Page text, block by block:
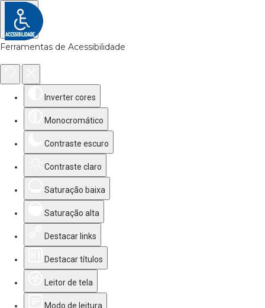
Ferramentas de Acessibilidade
Inverter cores
Monocromático
Contraste escuro
Contraste claro
Saturação baixa
Saturação alta
Destacar links
Destacar títulos
Leitor de tela
Modo de leitura